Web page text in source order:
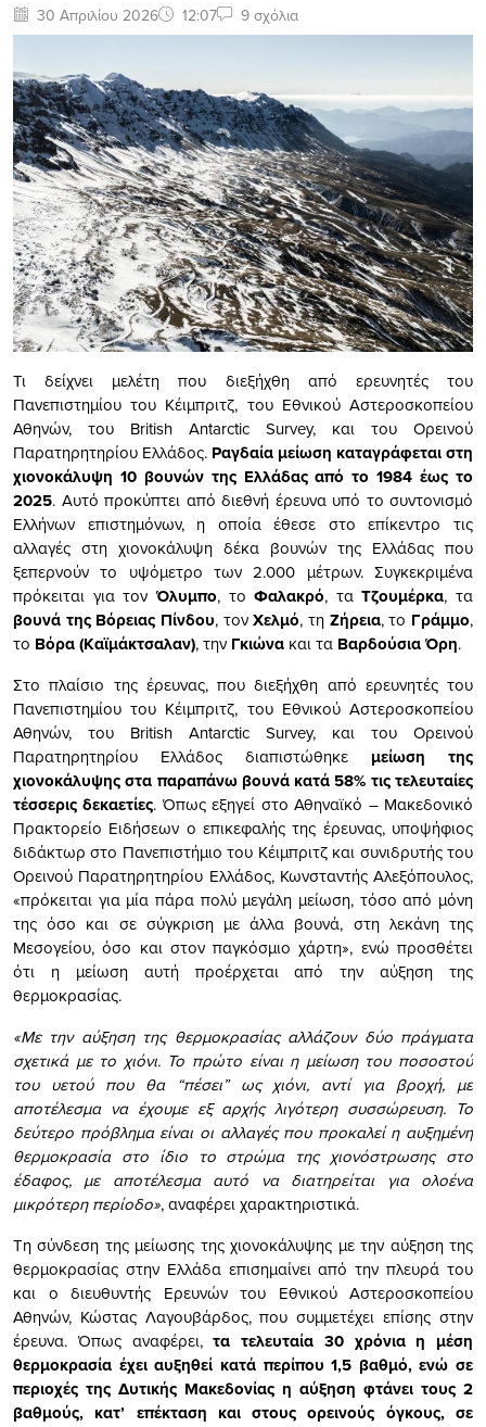
30 Απριλίου 2026 12:07 9 σχόλια
Τι δείχνει μελέτη που διεξήχθη από ερευνητές του
Πανεπιστημίου του Κέιμπριτζ, του Εθνικού Αστεροσκοπείου
Αθηνών, του British Antarctic Survey, και του Ορεινού
Παρατηρητηρίου Ελλάδος. Ραγδαία μείωση καταγράφεται στη
χιονοκάλυψη 10 βουνών της Ελλάδαςαπό το 1984 έως το
2025. Αυτό προκύπτει από διεθνή έρευνα υπό το συντονισμό
Ελλήνων επιστημόνων, η οποία έθεσε στο επίκεντρο τις
αλλαγές στη χιονοκάλυψη δέκα βουνών της Ελλάδας που
ξεπερνούν το υψόμετρο των 2.000 μέτρων. Συγκεκριμένα
πρόκειται για τον Όλυμπο, τοΦαλακρό, ταΤζουμέρκα, τα
βουνά της Βόρειας Πίνδου, τονΧελμό, τη Ζήρεια, το Γράμμο,
το Βόρα (Καϊμάκτσαλαν), την Γκιώνα και τα Βαρδούσια Όρη.
Στο πλαίσιο της έρευνας, που διεξήχθη από ερευνητές του
Πανεπιστημίου του Κέιμπριτζ, του Εθνικού Αστεροσκοπείου
Αθηνών, του British Antarctic Survey, και του Ορεινού
Παρατηρητηρίου Ελλάδος διαπιστώθηκε μείωση της
χιονοκάλυψης στα παραπάνω βουνά κατά 58% τις τελευταίες
τέσσερις δεκαετίες. Όπως εξηγεί στο Αθηναϊκό – Μακεδονικό
Πρακτορείο Ειδήσεων ο επικεφαλής της έρευνας, υποψήφιος
διδάκτωρ στο Πανεπιστήμιο του Κέιμπριτζ και συνιδρυτής του
Ορεινού Παρατηρητηρίου Ελλάδος, Κωνσταντής Αλεξόπουλος,
«πρόκειται για μία πάρα πολύ μεγάλη μείωση, τόσο από μόνη
της όσο και σε σύγκριση με άλλα βουνά, στη λεκάνη της
Μεσογείου, όσο και στον παγκόσμιο χάρτη», ενώ προσθέτει
ότι η μείωση αυτή προέρχεται από την αύξηση της
θερμοκρασίας.
«Με την αύξηση της θερμοκρασίας αλλάζουν δύο πράγματα
σχετικά με το χιόνι. Το πρώτο είναι η μείωση του ποσοστού
του υετού που θα “πέσει” ως χιόνι, αντί για βροχή, με
αποτέλεσμα να έχουμε εξ αρχής λιγότερη συσσώρευση. Το
δεύτερο πρόβλημα είναι οι αλλαγές που προκαλεί η αυξημένη
θερμοκρασία στο ίδιο το στρώμα της χιονόστρωσης στο
έδαφος, με αποτέλεσμα αυτό να διατηρείται για ολοένα
μικρότερη περίοδο», αναφέρει χαρακτηριστικά.
Τη σύνδεση της μείωσης της χιονοκάλυψης με την αύξηση της
θερμοκρασίας στην Ελλάδα επισημαίνει από την πλευρά του
και ο διευθυντής Ερευνών του Εθνικού Αστεροσκοπείου
Αθηνών, Κώστας Λαγουβάρδος, που συμμετέχει επίσης στην
έρευνα. Όπως αναφέρει,τα τελευταία 30 χρόνια η μέση
θερμοκρασία έχει αυξηθεί κατά περίπου 1,5 βαθμό, ενώ σε
περιοχές της Δυτικής Μακεδονίας η αύξηση φτάνει τους 2
βαθμούς, κατ’ επέκταση και στους ορεινούς όγκους, σε